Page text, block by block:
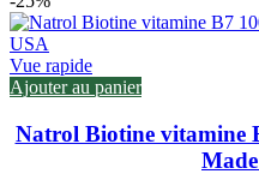
Vue rapide
Ajouter au panier
Natrol Biotine vitamine